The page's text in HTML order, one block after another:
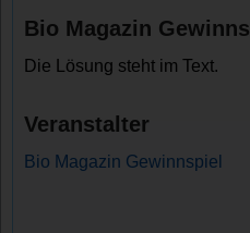
Bio Magazin
Die Lösung steht im Text.
Veranstalter
Bio Magazin Gewinnspiel